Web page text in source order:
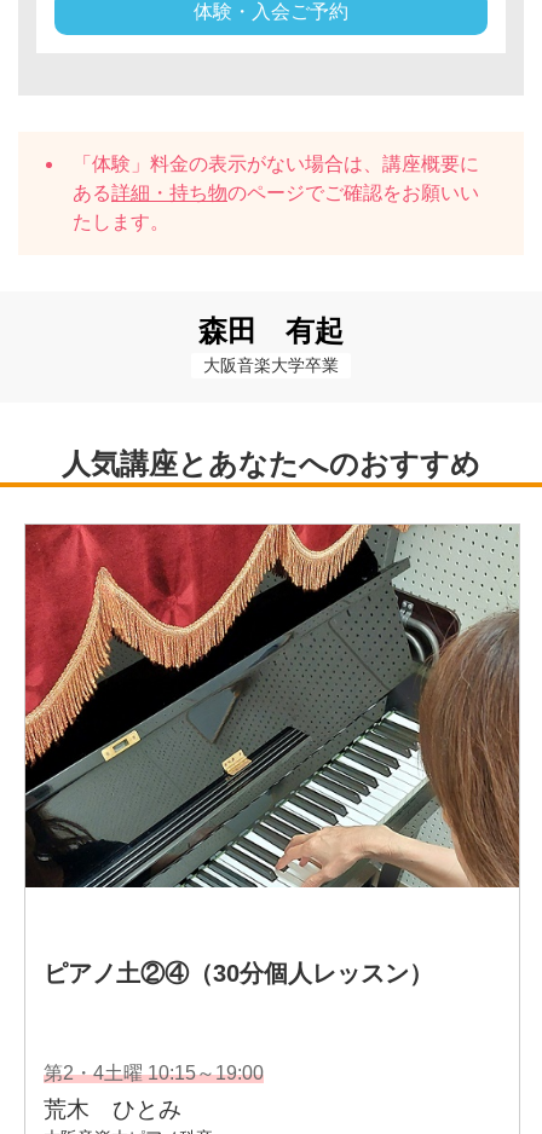
体験・入会ご予約
「体験」料金の表示がない場合は、講座概要に
ある詳細・持ち物のページでご確認をお願いい
たします。
森田 有起
大阪音楽大学卒業